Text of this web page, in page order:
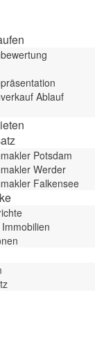
Ablauf
Potsdam
Werder
Falkensee